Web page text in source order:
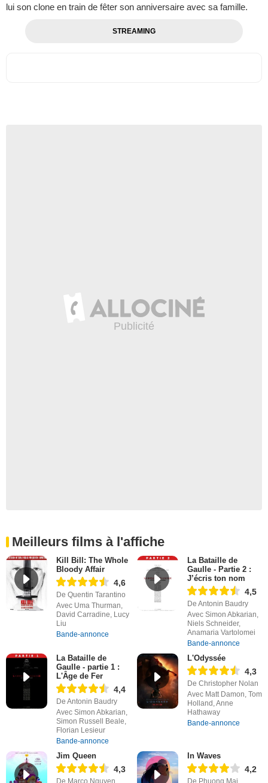
lui son clone en train de fêter son anniversaire avec sa famille.
STREAMING
Meilleurs films à l'affiche
Kill Bill: The Whole
Bloody Affair
4,6
De Quentin Tarantino
Avec Uma Thurman,
David Carradine, Lucy
Liu
Bande-annonce
La Bataille de
Gaulle - Partie 2 :
J’écris ton nom
4,5
De Antonin Baudry
Avec Simon Abkarian,
Niels Schneider,
Anamaria Vartolomei
Bande-annonce
La Bataille de
Gaulle - partie 1 :
L'Âge de Fer
4,4
De Antonin Baudry
Avec Simon Abkarian,
Simon Russell Beale,
Florian Lesieur
Bande-annonce
L'Odyssée
4,3
De Christopher Nolan
Avec Matt Damon, Tom
Holland, Anne
Hathaway
Bande-annonce
Jim Queen
4,3
De Marco Nguyen,
In Waves
4,2
De Phuong Mai